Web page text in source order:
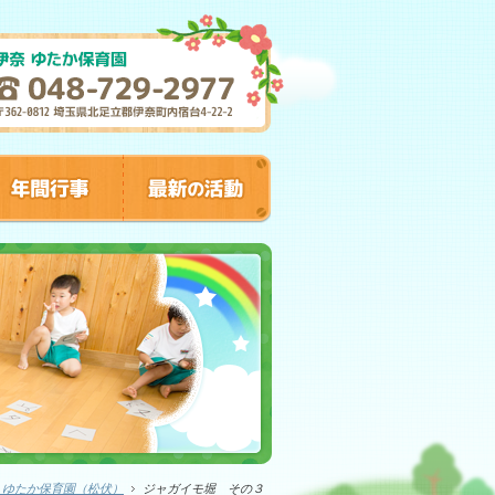
たか保育園（松伏） ジャガイモ堀 その３